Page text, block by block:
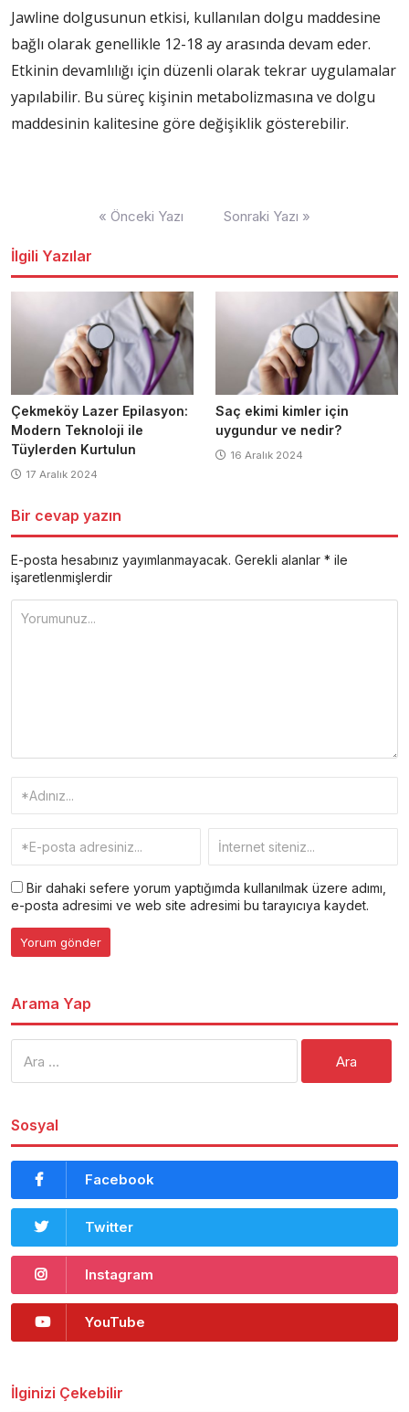
Jawline dolgusunun etkisi, kullanılan dolgu maddesine
bağlı olarak genellikle 12-18 ay arasında devam eder.
Etkinin devamlılığı için düzenli olarak tekrar uygulamalar
yapılabilir. Bu süreç kişinin metabolizmasına ve dolgu
maddesinin kalitesine göre değişiklik gösterebilir.
« Önceki Yazı Sonraki Yazı »
İlgili Yazılar
Çekmeköy Lazer Epilasyon:
Modern Teknoloji ile
Tüylerden Kurtulun
17 Aralık 2024
Saç ekimi kimler için
uygundur ve nedir?
16 Aralık 2024
Bir cevap yazın
E-posta hesabınız yayımlanmayacak. Gerekli alanlar * ile
işaretlenmişlerdir
Bir dahaki sefere yorum yaptığımda kullanılmak üzere adımı,
e-posta adresimi ve web site adresimi bu tarayıcıya kaydet.
Arama Yap
Sosyal
Facebook
Twitter
Instagram
YouTube
İlginizi Çekebilir